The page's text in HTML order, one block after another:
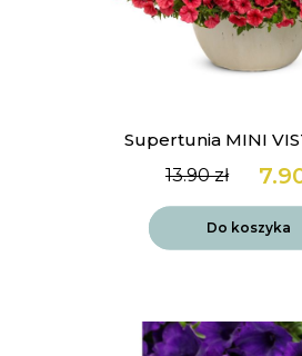
Supertunia MINI
13.90zł
cena
13.90
cena
wynosi:
7.90
Do koszyka